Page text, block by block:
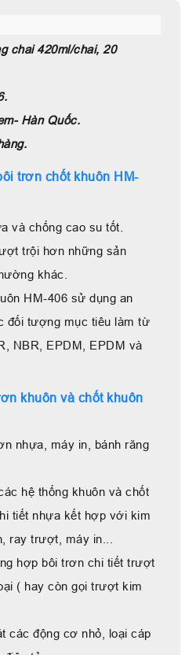
chai 420ml/chai, 20
Hàn Quốc.
trơn chốt khuôn HM-
và chống cao su tốt.
trội hơn những sản
khác.
HM-406 sử dụng an
đối tượng mục tiêu làm từ
NBR, EPDM, EPDM và
khuôn và chốt khuôn
nhựa, máy in, bánh răng
hệ thống khuôn và chốt
tiết nhựa kết hợp với kim
ray trượt, máy in...
hợp bôi trơn chi tiết trượt
( hay còn gọi trượt kim
các động cơ nhỏ, loại cáp